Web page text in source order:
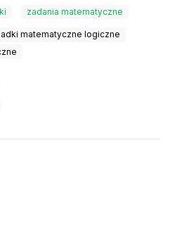
zadania matematyczne
matematyczne logiczne